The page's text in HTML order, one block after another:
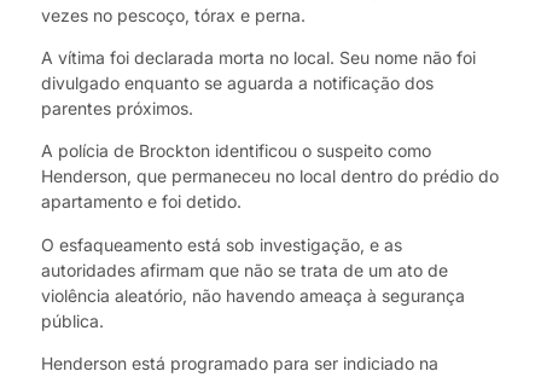
vezes no pescoço, tórax e perna.
A vítima foi declarada morta no local. Seu nome não foi
divulgado enquanto se aguarda a notificação dos
parentes próximos.
A polícia de Brockton identificou o suspeito como
Henderson, que permaneceu no local dentro do prédio do
apartamento e foi detido.
O esfaqueamento está sob investigação, e as
autoridades afirmam que não se trata de um ato de
violência aleatório, não havendo ameaça à segurança
pública.
Henderson está programado para ser indiciado na